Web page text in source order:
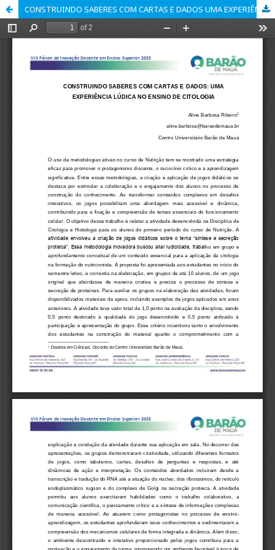
CONSTRUINDO SABERES COM CARTAS E DADOS UMA EXPERIÊNCIA LÚDICA NO ENSINO DE CITOLOGIA